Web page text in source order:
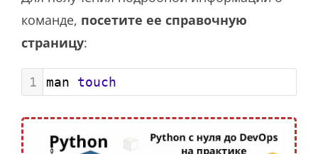
команде, посетите ее справочную
страницу:
1 man touch